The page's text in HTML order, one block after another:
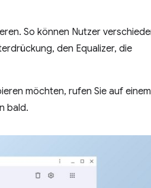
So können Nutzer
den Equalizer, die
möchten, rufen Sie auf einem
bald.